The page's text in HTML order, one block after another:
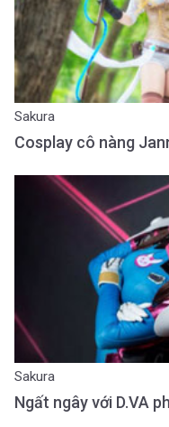
Sakura
Cosplay cô nàng
Sakura
Ngất ngây với D.VA